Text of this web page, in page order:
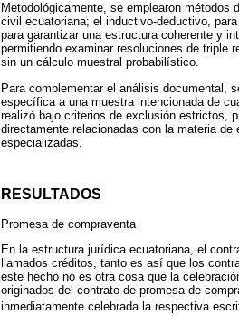
Metodológicamente, se emplearon
civil ecuatoriana; el inductivo-deductivo,
para garantizar una estructura coherente y
permitiendo examinar resoluciones de triple
sin un cálculo muestral probabilístico.
Para complementar el análisis documental,
específica a una muestra intencionada de
realizó bajo criterios de exclusión estrictos,
directamente relacionadas con la materia
especializadas.
RESULTADOS
Promesa de compraventa
En la estructura jurídica ecuatoriana, el
llamados créditos, tanto es así que los
este hecho no es otra cosa que la
originados del contrato de promesa de
inmediatamente celebrada la respectiva